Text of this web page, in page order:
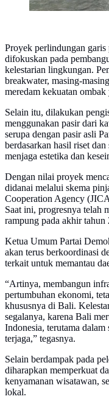
Proyek perlindungan
difokuskan pada
kelestarian lingkungan.
breakwater, masing-
meredam kekuatan
Selain itu, dilakukan
menggunakan pasir dari
serupa dengan pasir asli
berdasarkan hasil riset
menjaga estetika dan
Dengan nilai proyek
didanai melalui skema
Cooperation Agency
Saat ini, progresnya telah
rampung pada akhir tahun
Ketua Umum Partai
akan terus berkoordinasi
terkait untuk memantau
“Artinya, membangun
pertumbuhan ekonomi,
khususnya di Bali.
segalanya, karena Bali
Indonesia, terutama
terjaga,” tegasnya.
Selain berdampak pada
diharapkan memperkuat
kenyamanan wisatawan,
lokal.